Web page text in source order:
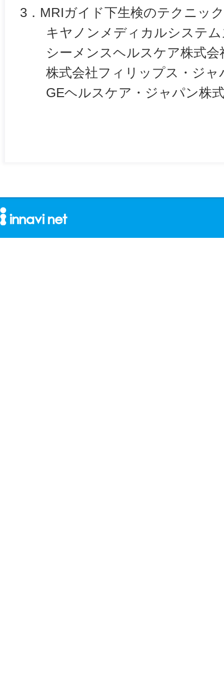
3．MRIガイド下生検のテクニック
キヤノンメディカルシステム
シーメンスヘルスケア株式会
株式会社フィリップス・ジャ
GEヘルスケア・ジャパン株